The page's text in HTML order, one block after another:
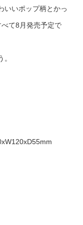
いいポップ柄とかっ
て8月発売予定で